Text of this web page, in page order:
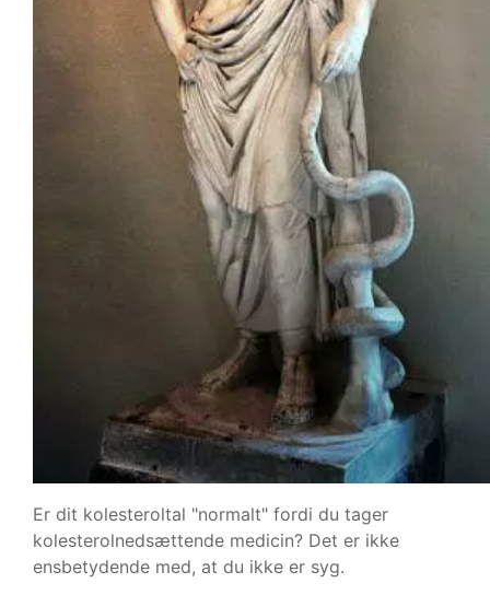
Er dit kolesteroltal "normalt" fordi du tager
kolesterolnedsættende medicin? Det er ikke
ensbetydende med, at du ikke er syg.